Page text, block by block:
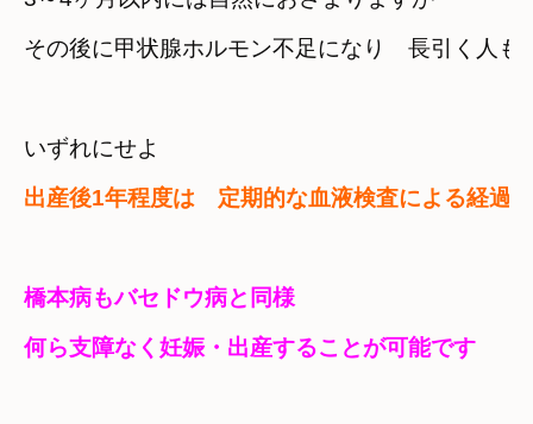
その後に甲状腺ホルモン不足になり　長引く人も
出産後1年程度は　定期的な血液検査による経過
橋本病もバセドウ病と同様
何ら支障なく妊娠・出産することが可能です